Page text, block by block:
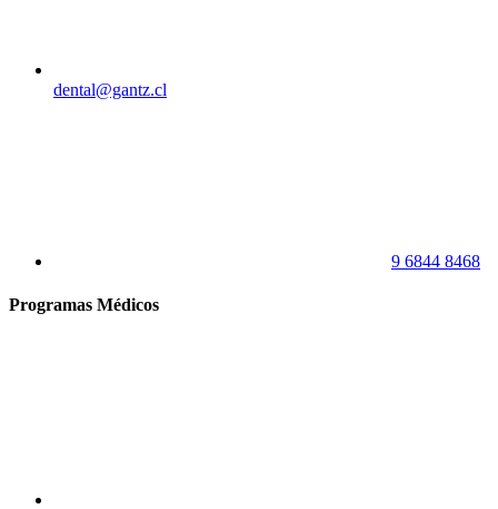
dental@gantz.cl
9 6844 8468
Programas Médicos